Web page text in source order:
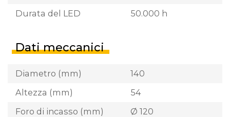
Durata del LED 50.000 h
Dati meccanici
Diametro (mm)
140
Altezza (mm)
54
Foro di incasso (mm)
Ø 120